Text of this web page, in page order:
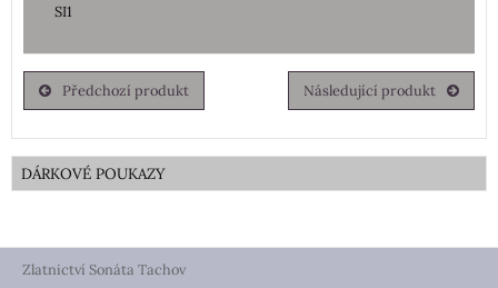
SI1
Předchozí produkt Následující produkt
DÁRKOVÉ POUKAZY
Zlatnictví Sonáta Tachov